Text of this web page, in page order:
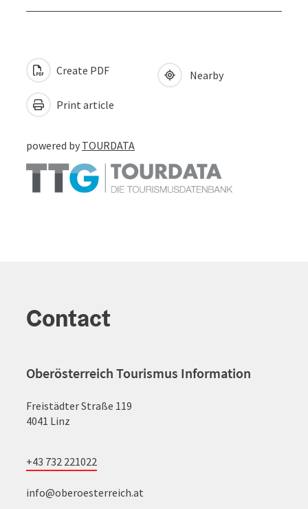
Create PDF
Print article
Nearby
powered by TOURDATA
Contact
Oberösterreich Tourismus Information
Freistädter Straße 119
4041 Linz
+43 732 221022
info@oberoesterreich.at